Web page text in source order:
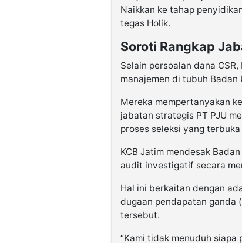
Naikkan ke tahap
tegas Holik.
Soroti Rangkap
Selain persoalan dana
manajemen di tubuh
Mereka mempertanyakan
jabatan strategis PT PJU
proses seleksi yang
KCB Jatim mendesak
audit investigatif secara
Hal ini berkaitan dengan
dugaan pendapatan ganda (
tersebut.
“Kami tidak menuduh